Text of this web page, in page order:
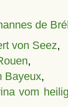
de
von Seez,
,
Bayeux,
vom